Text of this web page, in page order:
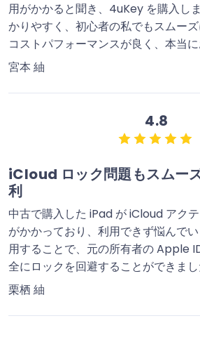
用がかかると聞き、4uKey を購入し
かりやすく、初心者の私でもスムーズ
コストパフォーマンスが良く、本当に
宮本 紬
4.8
iCloud ロック問題もスムー
利
中古で購入した iPad が iCloud アク
がかかっており、利用できず悩んで
用することで、元の所有者の Apple
全にロックを回避することができまし
栗栖 紬